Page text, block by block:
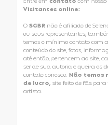
Visitantes online:
O SGBR não é afiliado de
ou seus representantes,
temos o mínimo contato com
conteúdo do site, fotos,
até então, pertencem ao site,
ser de sua autoria e queira os
contato conosco. Não temos
de lucro, site feito de fãs
artista.